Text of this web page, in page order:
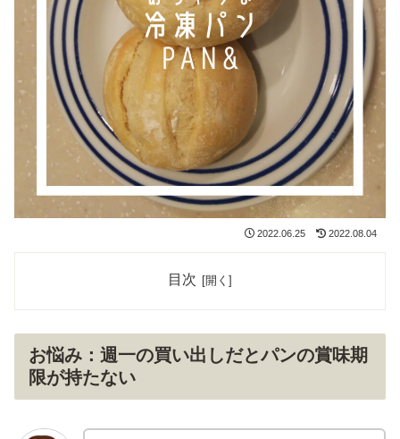
2022.06.25 2022.08.04
目次
お悩み：週一の買い出しだとパンの賞味期
限が持たない